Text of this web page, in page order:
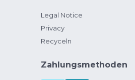
Legal Notice
Privacy
Recyceln
Zahlungsmethoden